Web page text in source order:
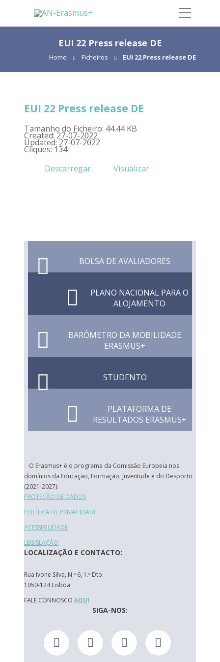
EUI 22 Press release DE
Home Ficheiros EUI 22 Press release DE
EUI 22 Press release DE
Tamanho do Ficheiro: 44.44 KB
Created: 27-07-2022
Updated: 27-07-2022
Cliques: 134
Descarregar
Visualizar
BOLSA DE AVALIADORES
PLANO NACIONAL PARA O
ALOJAMENTO
BARÓMETRO DA MOBILIDADE
ERASMUS+
STUDENTO
PLATAFORMA DE
RESULTADOS ERASMUS+
O Erasmus+ é o programa da Comissão Europeia nos
domínios da Educação, Formação, Juventude e do Desporto
(2021-2027).
PROTEÇÃO DE DADOS
POLÍTICA DE PRIVACIDADE
ACESSIBILIDADE
LEGISLAÇÃO
LOCALIZAÇÃO E CONTACTO:
Rua Ivone Silva, N.º 6, 1.º Dto.
1050-124 Lisboa
FALE CONNOSCO AQUI
SIGA-NOS: